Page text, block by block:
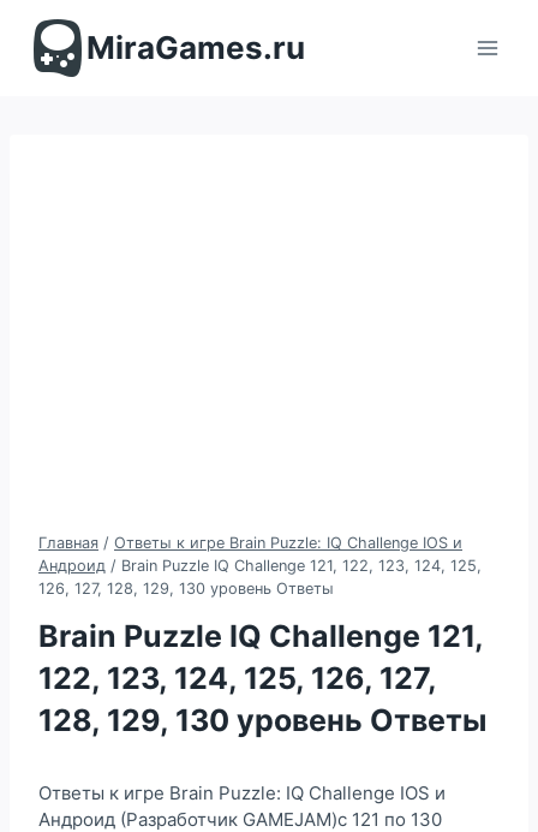
содержимомуMiraGames.ru
Главная / Ответы к игре Brain Puzzle: IQ Challenge IOS и
Андроид / Brain Puzzle IQ Challenge 121, 122, 123, 124, 125,
126, 127, 128, 129, 130 уровень Ответы
Brain Puzzle IQ Challenge 121,
122, 123, 124, 125, 126, 127,
128, 129, 130 уровень Ответы
Ответы к игре Brain Puzzle: IQ Challenge IOS и
Андроид (Разработчик GAMEJAM)с 121 по 130